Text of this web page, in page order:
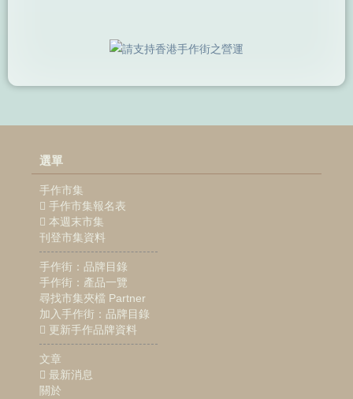
選單
手作市集
手作市集報名表
本週末市集
刊登市集資料
手作街：品牌目錄
手作街：產品一覽
尋找市集夾檔 Partner
加入手作街：品牌目錄
更新手作品牌資料
文章
最新消息
關於